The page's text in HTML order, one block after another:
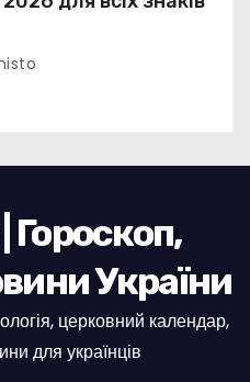
Гороскоп,
України
церковний календар,
для українців